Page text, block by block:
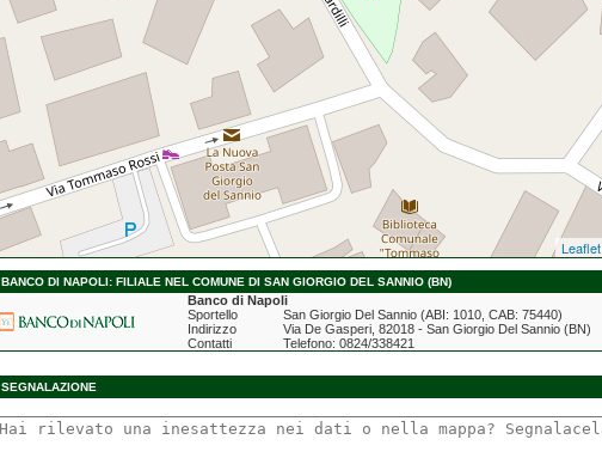
Leaflet
BANCO DI NAPOLI: FILIALE NEL COMUNE DI SAN GIORGIO DEL SANNIO (BN)
Banco di Napoli
Sportello
San Giorgio Del Sannio (ABI: 1010, CAB: 75440)
Indirizzo
Via De Gasperi, 82018 - San Giorgio Del Sannio (BN)
Contatti
Telefono: 0824/338421
SEGNALAZIONE